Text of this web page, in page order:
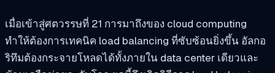
เมื่อเข้าสู่ศตวรรษที่ 21 การมาถึงของ cloud computing
ทำให้ต้องการเทคนิค load balancing ที่ซับซ้อนยิ่งขึ้น อัลกอ
ริทึมต้องกระจายโหลดได้ทั้งภายใน data center เดียวและ